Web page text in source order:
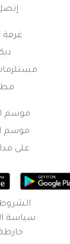
غرفة
موسم
موسم
على
الشروط
سياسة